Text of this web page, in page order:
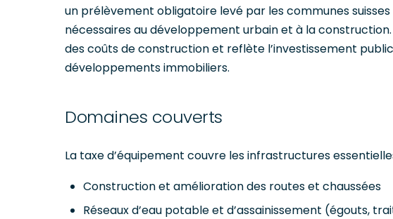
un prélèvement obligatoire levé par les communes
nécessaires au développement urbain et à la
des coûts de construction et reflète l’investissement
développements immobiliers.
Domaines couverts
La taxe d’équipement couvre les infrastructures
Construction et amélioration des routes et chaussées
Réseaux d’eau potable et d’assainissement (égouts,